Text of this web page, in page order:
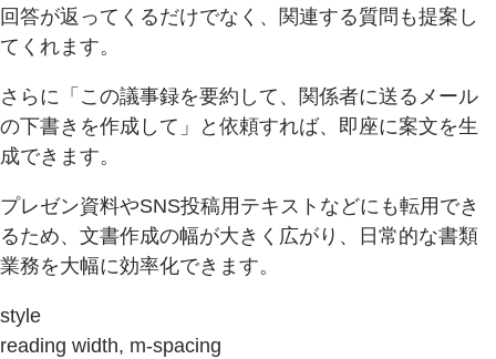
回答が返ってくるだけでなく、関連する質問も提案し
てくれます。
さらに「この議事録を要約して、関係者に送るメール
の下書きを作成して」と依頼すれば、即座に案文を生
成できます。
プレゼン資料やSNS投稿用テキストなどにも転用でき
るため、文書作成の幅が大きく広がり、日常的な書類
業務を大幅に効率化できます。
style
reading width, m-spacing